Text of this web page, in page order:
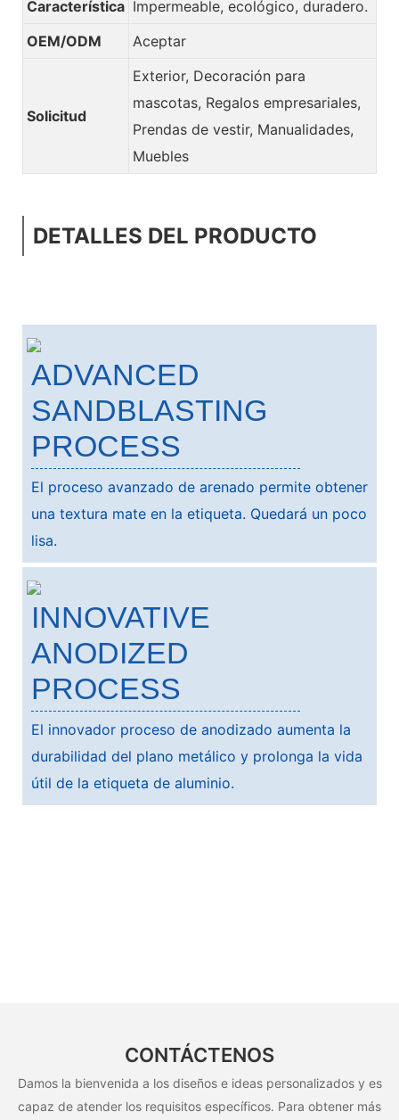
Característica Impermeable, ecológico, duradero.
OEM/ODM
Aceptar
Solicitud
Exterior, Decoración para
mascotas, Regalos empresariales,
Prendas de vestir, Manualidades,
Muebles
DETALLES DEL PRODUCTO
ADVANCED
SANDBLASTING
PROCESS
El proceso avanzado de arenado permite obtener
una textura mate en la etiqueta. Quedará un poco
lisa.
INNOVATIVE
ANODIZED
PROCESS
El innovador proceso de anodizado aumenta la
durabilidad del plano metálico y prolonga la vida
útil de la etiqueta de aluminio.
CONTÁCTENOS
Damos la bienvenida a los diseños e ideas personalizados y es
capaz de atender los requisitos específicos. Para obtener más